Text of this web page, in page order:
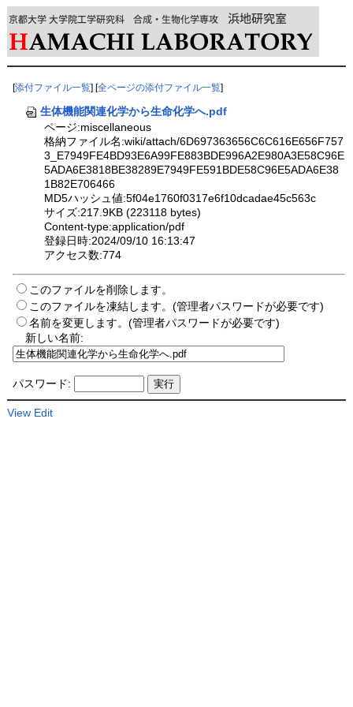
[添付ファイル一覧] [全ページの添付ファイル一覧]
生体機能関連化学から生命化学へ.pdf
ページ:miscellaneous
格納ファイル名:wiki/attach/6D697363656C6C616E656F757
3_E7949FE4BD93E6A99FE883BDE996A2E980A3E58C96E
5ADA6E3818BE38289E7949FE591BDE58C96E5ADA6E38
1B82E706466
MD5ハッシュ値:5f04e1760f0317e6f10dcadae45c563c
サイズ:217.9KB (223118 bytes)
Content-type:application/pdf
登録日時:2024/09/10 16:13:47
アクセス数:774
このファイルを削除します。
このファイルを凍結します。(管理者パスワードが必要です)
名前を変更します。(管理者パスワードが必要です)
新しい名前:
パスワード:
View Edit